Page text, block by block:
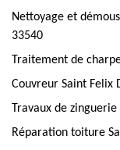
Nettoyage et
33540
Traitement de
Couvreur Saint Felix
Travaux de
Réparation toiture